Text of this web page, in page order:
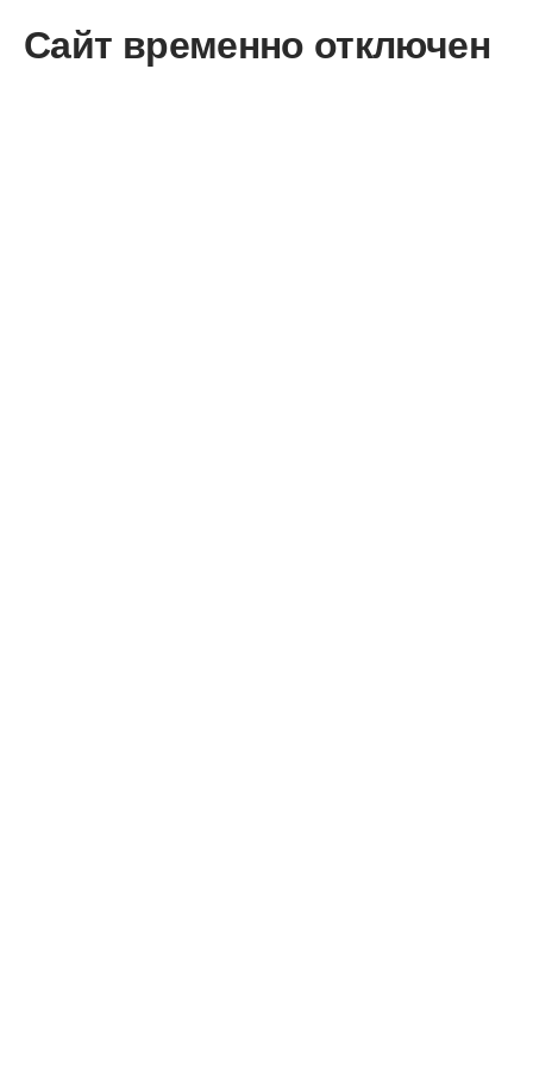
Сайт временно отключен